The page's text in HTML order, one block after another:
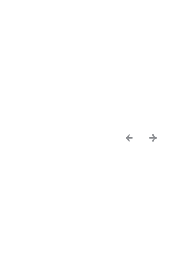
Previous
Next